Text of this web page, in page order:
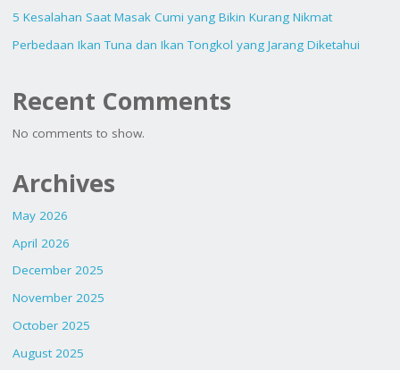
5 Kesalahan Saat Masak Cumi yang Bikin Kurang Nikmat
Perbedaan Ikan Tuna dan Ikan Tongkol yang Jarang Diketahui
Recent Comments
No comments to show.
Archives
May 2026
April 2026
December 2025
November 2025
October 2025
August 2025